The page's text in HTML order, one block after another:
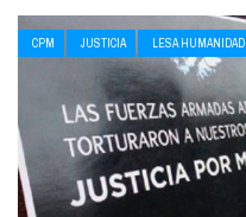
CPM JUSTICIA LESA HUMANIDAD